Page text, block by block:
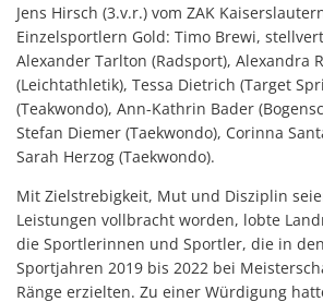
Jens Hirsch (3.v.r.) vom ZAK
Einzelsportlern Gold: Timo Brewi,
Alexander Tarlton (Radsport), Alexandra
(Leichtathletik), Tessa Dietrich (Target
(Teakwondo), Ann-Kathrin Bader
Stefan Diemer (Taekwondo), Corinna
Sarah Herzog (Taekwondo).
Mit Zielstrebigkeit, Mut und Disziplin
Leistungen vollbracht worden, lobte
die Sportlerinnen und Sportler, die in
Sportjahren 2019 bis 2022 bei
Ränge erzielten. Zu einer Würdigung